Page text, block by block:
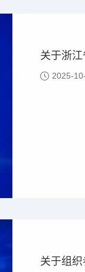
关于浙
2025-
关于组